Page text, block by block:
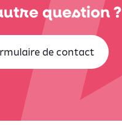
question ?
de contact